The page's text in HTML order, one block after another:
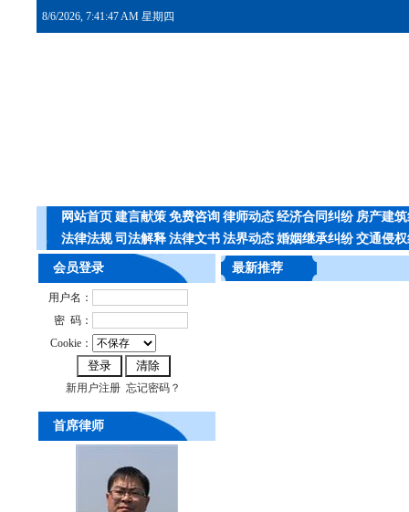
8/6/2026, 7:41:47 AM 星期四
网站首页 建言献策 免费咨询 律师动态 经济合同纠纷 房产建
法律法规 司法解释 法律文书 法界动态 婚姻继承纠纷 交通侵
会员登录
用户名：
密 码：
Cookie：
新用户注册 忘记密码？
首席律师
最新推荐